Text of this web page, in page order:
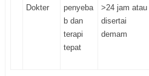
Dokter
penyeba
b dan
terapi
tepat
>24 jam atau
disertai
demam